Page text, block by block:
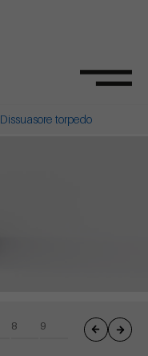
Dissuasore torpedo